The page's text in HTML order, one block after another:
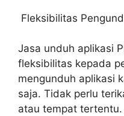
Fleksibilitas
Jasa unduh aplikasi
fleksibilitas kepada
mengunduh aplikasi
saja. Tidak perlu
atau tempat